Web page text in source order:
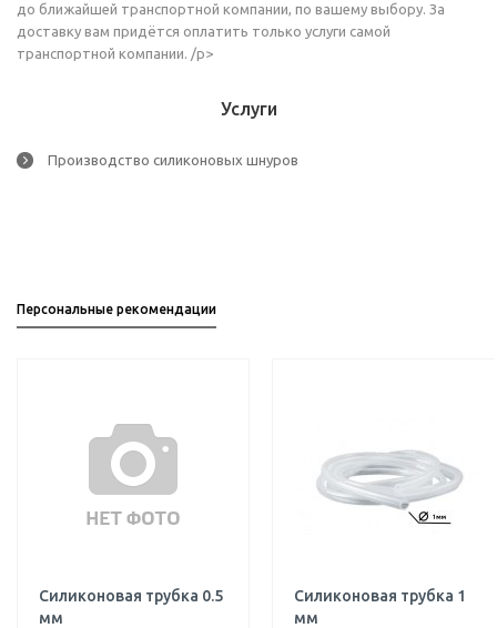
до ближайшей транспортной компании, по вашему выбору. За
доставку вам придётся оплатить только услуги самой
транспортной компании. /p>
Услуги
Производство силиконовых шнуров
Персональные рекомендации
Силиконовая трубка 0.5
мм
Силиконовая трубка 1
мм